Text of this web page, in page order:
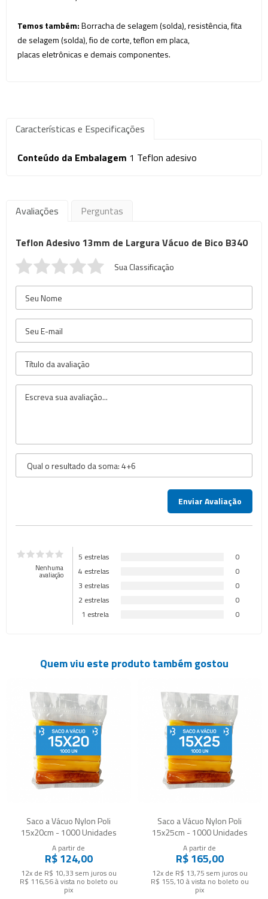
Temos também:Borracha de selagem (solda), resistência, fita
de selagem (solda), fio de corte, teflon em placa,
placas eletrônicas e demais componentes.
Características e Especificações
Conteúdo da Embalagem 1 Teflon adesivo
Avaliações Perguntas
Teflon Adesivo 13mm de Largura Vácuo de Bico B340
Sua Classificação
Nenhuma
avaliação
5 estrelas
0
4 estrelas
0
3 estrelas
0
2 estrelas
0
1 estrela
0
Quem viu este produto também gostou
Saco a Vácuo Nylon Poli
15x20cm - 1000 Unidades
A partir de
R$ 124,00
12x de R$ 10,33 sem jurosou
R$ 116,56à vista no boleto ou
pix
Saco a Vácuo Nylon Poli
15x25cm - 1000 Unidades
A partir de
R$ 165,00
12x de R$ 13,75 sem jurosou
R$ 155,10 à vista no boleto ou
pix